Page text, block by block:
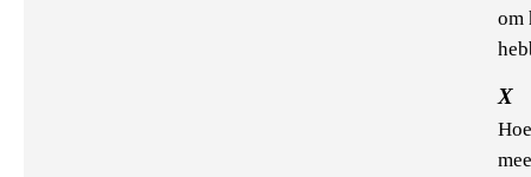
om
X